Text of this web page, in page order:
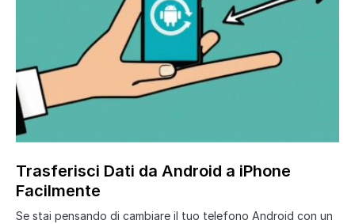
Trasferisci Dati da Android a iPhone
Facilmente
Se stai pensando di cambiare il tuo telefono Android con un